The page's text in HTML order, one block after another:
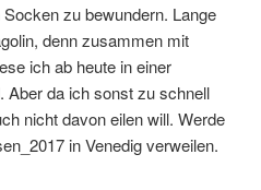
zu bewundern. Lange
denn zusammen mit
ich ab heute in einer
Aber da ich sonst zu schnell
nicht davon eilen will. Werde
in Venedig verweilen.